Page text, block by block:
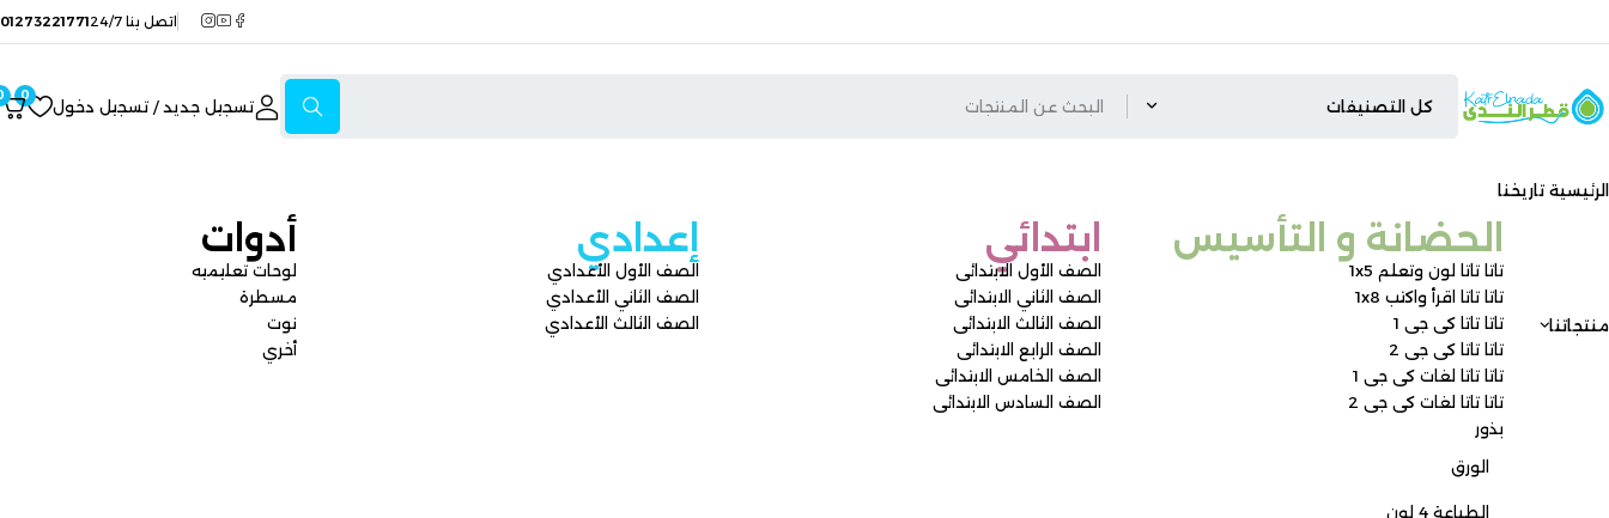
اتصل بنا 24/7 01273221771
تسجيل جديد / تسجيل دخول
0
الرئيسية تاريخنا
منتجاتنا
الحضانة و التأسيس ​
تاتا تاتا لون وتعلم 1x5
تاتا تاتا اقرأ واكتب 1x8
تاتا تاتا كى جى 1
تاتا تاتا كى جى 2
تاتا تاتا لغات كى جى 1
تاتا تاتا لغات كى جى 2
بذور
ابتدائي
الصف الأول الابتدائى
الصف الثاني الابتدائى
الصف الثالث الابتدائى
الصف الرابع الابتدائى
الصف الخامس الابتدائى
الصف السادس الابتدائى
إعدادي
الصف الأول الأعدادي
الصف الثاني الأعدادي
الصف الثالث الأعدادي
أدوات
لوحات تعليميه
مسطرة
نوت
أخري
الورق
الطباعة 4 لون